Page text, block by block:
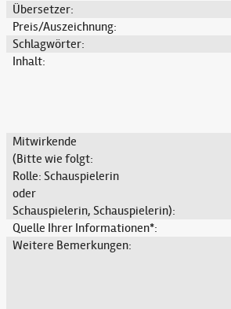
Übersetzer:
Preis/Auszeichnung:
Schlagwörter:
Inhalt:
Mitwirkende
(Bitte wie folgt:
Rolle: Schauspielerin
oder
Schauspielerin, Schauspielerin):
Quelle Ihrer Informationen*:
Weitere Bemerkungen: